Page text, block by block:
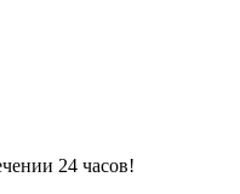
24 часов!